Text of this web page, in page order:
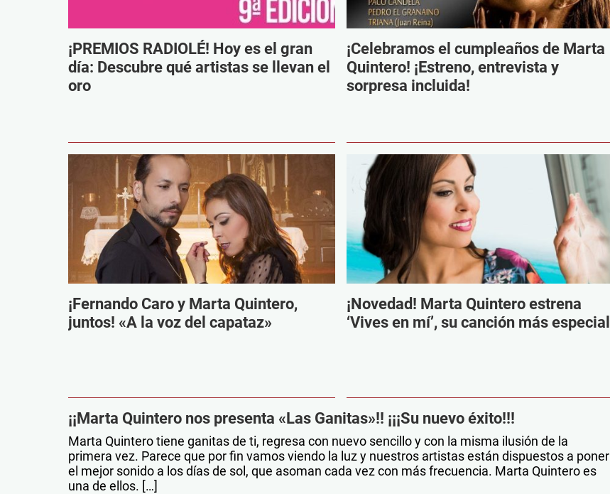
¡PREMIOS RADIOLÉ! Hoy es el gran
día: Descubre qué artistas se llevan el
oro
¡Celebramos el cumpleaños de Marta
Quintero! ¡Estreno, entrevista y
sorpresa incluida!
¡Fernando Caro y Marta Quintero,
juntos! «A la voz del capataz»
¡Novedad! Marta Quintero estrena
‘Vives en mí’, su canción más especial
¡¡Marta Quintero nos presenta «Las Ganitas»!! ¡¡¡Su nuevo éxito!!!
Marta Quintero tiene ganitas de ti, regresa con nuevo sencillo y con la misma ilusión de la
primera vez. Parece que por fin vamos viendo la luz y nuestros artistas están dispuestos a poner
el mejor sonido a los días de sol, que asoman cada vez con más frecuencia. Marta Quintero es
una de ellos. […]